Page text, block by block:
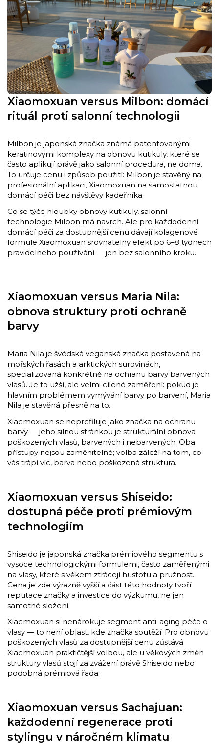
Xiaomoxuan versus Milbon: domácí
rituál proti salonní technologii
Milbon je japonská značka známá patentovanými
keratinovými komplexy na obnovu kutikuly, které se
často aplikují právě jako salonní procedura, ne doma.
To určuje cenu i způsob použití: Milbon je stavěný na
profesionální aplikaci, Xiaomoxuan na samostatnou
domácí péči bez návštěvy kadeřníka.
Co se týče hloubky obnovy kutikuly, salonní
technologie Milbon má navrch. Ale pro každodenní
domácí péči za dostupnější cenu dávají kolagenové
formule Xiaomoxuan srovnatelný efekt po 6–8 týdnech
pravidelného používání — jen bez salonního kroku.
Xiaomoxuan versus Maria Nila:
obnova struktury proti ochraně
barvy
Maria Nila je švédská veganská značka postavená na
mořských řasách a arktických surovinách,
specializovaná konkrétně na ochranu barvy barvených
vlasů. Je to užší, ale velmi cílené zaměření: pokud je
hlavním problémem vymývání barvy po barvení, Maria
Nila je stavěná přesně na to.
Xiaomoxuan se neprofiluje jako značka na ochranu
barvy — jeho silnou stránkou je strukturální obnova
poškozených vlasů, barvených i nebarvených. Oba
přístupy nejsou zaměnitelné; volba záleží na tom, co
vás trápí víc, barva nebo poškozená struktura.
Xiaomoxuan versus Shiseido:
dostupná péče proti prémiovým
technologiím
Shiseido je japonská značka prémiového segmentu s
vysoce technologickými formulemi, často zaměřenými
na vlasy, které s věkem ztrácejí hustotu a pružnost.
Cena je zde výrazně vyšší a část této hodnoty tvoří
reputace značky a investice do výzkumu, ne jen
samotné složení.
Xiaomoxuan si nenárokuje segment anti-aging péče o
vlasy — to není oblast, kde značka soutěží. Pro obnovu
poškozených vlasů za dostupnější cenu zůstává
Xiaomoxuan praktičtější volbou, ale u věkových změn
struktury vlasů stojí za zvážení právě Shiseido nebo
podobná prémiová řada.
Xiaomoxuan versus Sachajuan:
každodenní regenerace proti
stylingu v náročném klimatu